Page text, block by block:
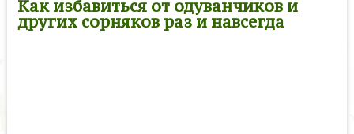
Как избавиться от одуванчиков и
других сорняков раз и навсегда